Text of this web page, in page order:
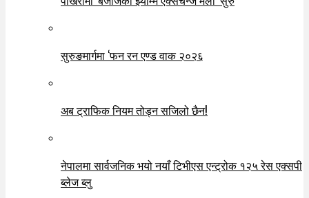
सुरुङमार्गमा ‘फन रन एण्ड वाक २०२६
अब ट्राफिक नियम तोड्न सजिलो छैन!
नेपालमा सार्वजनिक भयो नयाँ टिभीएस एन्ट्रोक १२५ रेस एक्सपी
ब्लेज ब्लु